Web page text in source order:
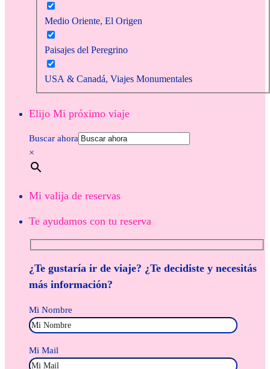
Medio Oriente, El Origen
Paisajes del Peregrino
USA & Canadá, Viajes Monumentales
Elijo Mi próximo viaje
Buscar ahora
×
Mi valija de reservas
Te ayudamos con tu reserva
¿Te gustaría ir de viaje? ¿Te decidiste y necesitás
más información?
Mi Nombre
Mi Mail